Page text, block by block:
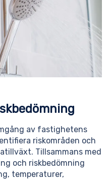
av fastighetens
riskområden och
Tillsammans med
och riskbedömning
temperaturer,